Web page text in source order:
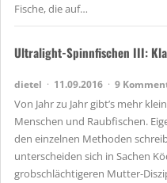
Fische, die auf…
Ultralight-Spinnfischen III:
dietel 11.09.2016 9
Von Jahr zu Jahr gibt’s mehr
Menschen und Raubfischen.
den einzelnen Methoden
unterscheiden sich in Sachen
grobschlächtigeren Mutter-